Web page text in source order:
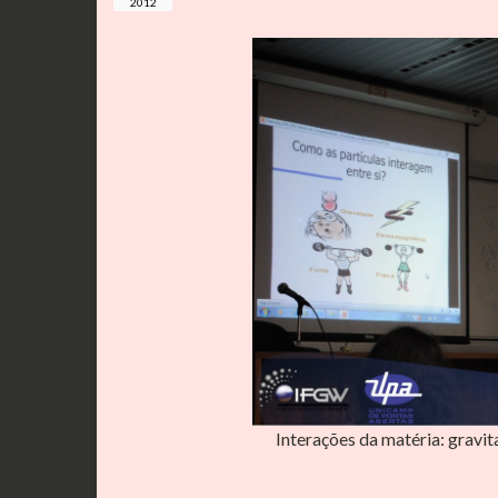
Interações da matéria: